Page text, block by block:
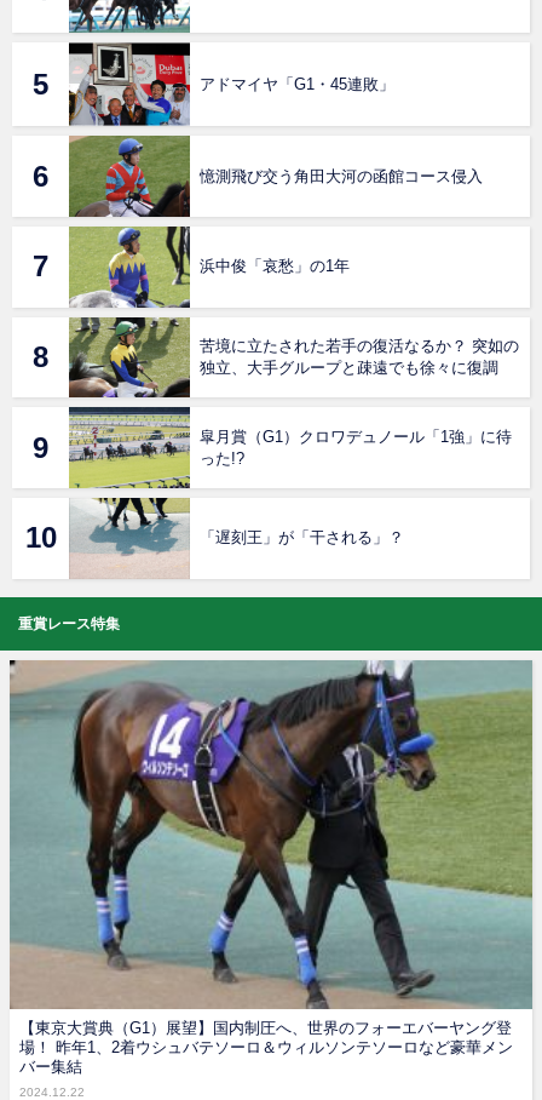
アドマイヤ「G1・45連敗」
憶測飛び交う角田大河の函館コース侵入
浜中俊「哀愁」の1年
苦境に立たされた若手の復活なるか？ 突如の
独立、大手グループと疎遠でも徐々に復調
皐月賞（G1）クロワデュノール「1強」に待
った!?
「遅刻王」が「干される」？
重賞レース特集
【東京大賞典（G1）展望】国内制圧へ、世界のフォーエバーヤング登
場！ 昨年1、2着ウシュバテソーロ＆ウィルソンテソーロなど豪華メン
バー集結
2024.12.22